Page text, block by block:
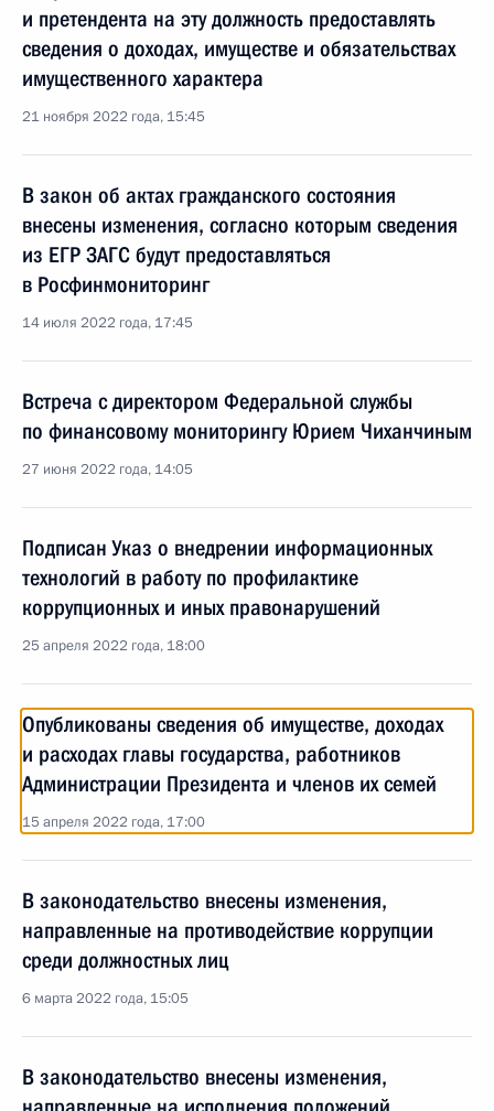
и претендента на эту должность предоставлять
сведения о доходах, имуществе и обязательствах
имущественного характера
21 ноября 2022 года, 15:45
В закон об актах гражданского состояния
внесены изменения, согласно которым сведения
из ЕГР ЗАГС будут предоставляться
в Росфинмониторинг
14 июля 2022 года, 17:45
Встреча с директором Федеральной службы
по финансовому мониторингу Юрием Чиханчиным
27 июня 2022 года, 14:05
Подписан Указ о внедрении информационных
технологий в работу по профилактике
коррупционных и иных правонарушений
25 апреля 2022 года, 18:00
Опубликованы сведения об имуществе, доходах
и расходах главы государства, работников
Администрации Президента и членов их семей
15 апреля 2022 года, 17:00
В законодательство внесены изменения,
направленные на противодействие коррупции
среди должностных лиц
6 марта 2022 года, 15:05
В законодательство внесены изменения,